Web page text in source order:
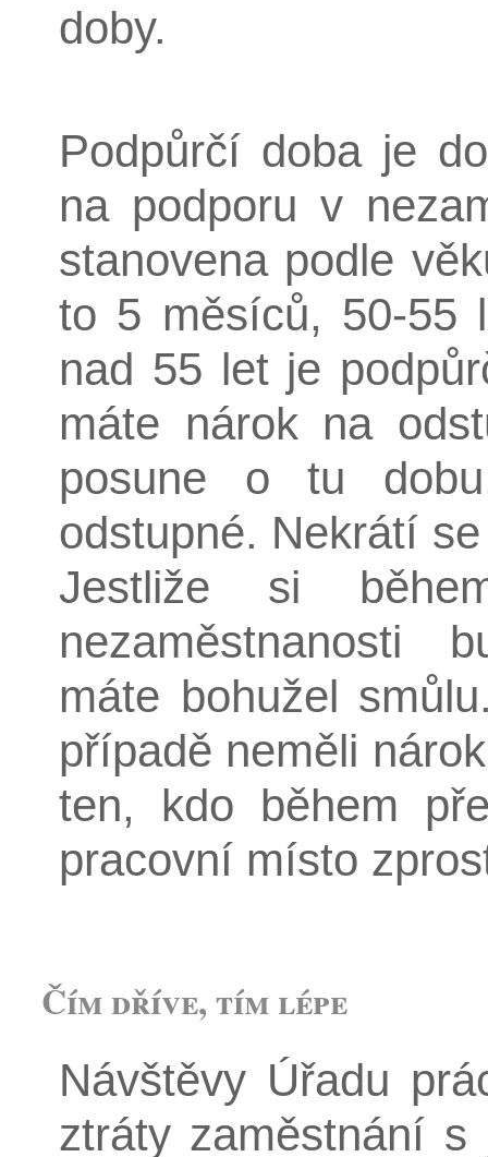
doby.
Podpůrčí doba je
na podporu v
stanovena podle
to 5 měsíců, 50-55
nad 55 let je
máte nárok na
posune o tu
odstupné. Nekrátí
Jestliže si
nezaměstnanosti
máte bohužel
případě neměli
ten, kdo během
pracovní místo
Čím dříve, tím lépe
Návštěvy Úřadu
ztráty zaměstnání s